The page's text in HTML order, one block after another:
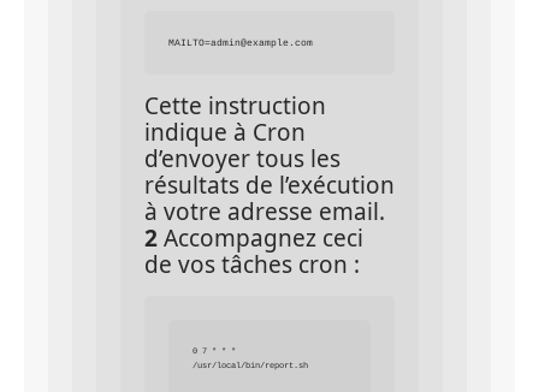
MAILTO=admin@example.com
Cette instruction
indique à Cron
d’envoyer tous les
résultats de l’exécution
2 Accompagnez ceci
de vos tâches cron :
0 7 * * *